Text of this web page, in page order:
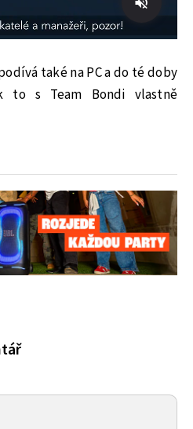
také na PC a do té doby
to s Team Bondi vlastně